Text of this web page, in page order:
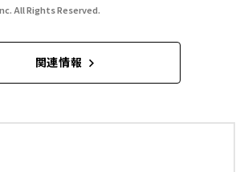
All Rights Reserved.
関連情報